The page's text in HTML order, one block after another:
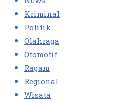
Kriminal
Politik
Olahraga
Otomotif
Ragam
Regional
Wisata